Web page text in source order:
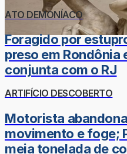
ATO DEMONÍACO
Foragido por
preso em
conjunta com o RJ
ARTIFÍCIO DESCOBERTO
Motorista
movimento e foge;
meia tonelada de